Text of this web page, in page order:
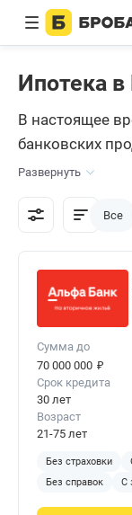
Ипотека
В настоящее
банковских
самых дорогих
больше
связи с этим
ипотеки,
выгодной
тщательный
предложений
Brobank.
Развернуть
Все
Сумма до
70 000 000 ₽
Срок кредита
30 лет
Возраст
21-75 лет
Без страховки
Без справок
С